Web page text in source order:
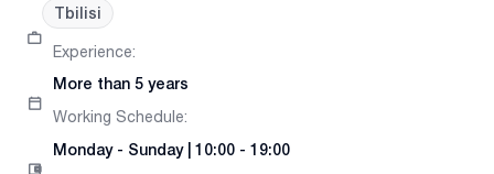
Tbilisi
Experience:
More than 5 years
Working Schedule:
Monday- Sunday| 10:00 - 19:00